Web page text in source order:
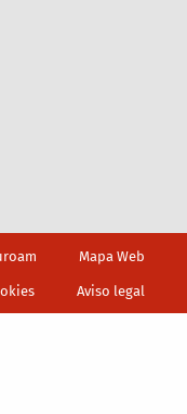
Mapa Web
Aviso legal